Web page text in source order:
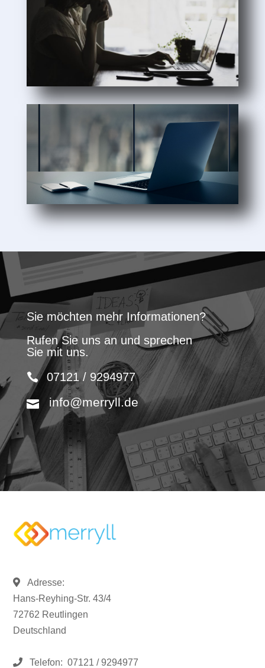
Sie möchten mehr Informationen?
Rufen Sie uns an und sprechen
Sie mit uns.
07121 / 9294977
info@merryll.de
Adresse:
Hans-Reyhing-Str. 43/4
72762 Reutlingen
Deutschland
Telefon: 07121 / 9294977